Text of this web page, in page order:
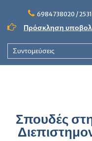
content
6984738020 /
Πρόσκληση
Συντομεύσεις
Σπουδές